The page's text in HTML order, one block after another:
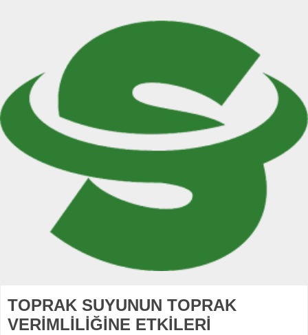
TOPRAK SUYUNUN TOPRAK
VERİMLİLİĞİNE ETKİLERİ